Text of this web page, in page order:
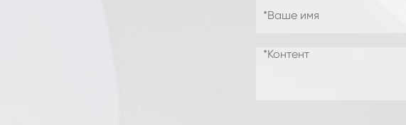
Блок контроля температуры и влажности